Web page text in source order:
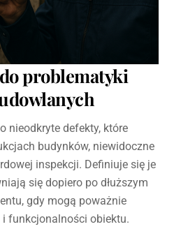
problematyki
nieodkryte defekty, które
budynków, niewidoczne
inspekcji. Definiuje się je
się dopiero po dłuższym
gdy mogą poważnie
funkcjonalności obiektu.